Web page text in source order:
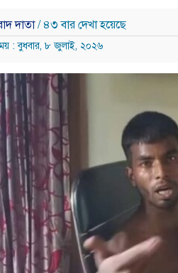
দাতা/ ৪৩ বার দেখা হয়েছে
: বুধবার, ৮ জুলাই, ২০২৬